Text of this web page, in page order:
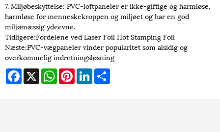
7. Miljøbeskyttelse: PVC-loftpaneler er ikke-giftige og harmløse,
harmløse for menneskekroppen og miljøet og har en god
miljømæssig ydeevne.
Tidligere:Fordelene ved Laser Foil Hot Stamping Foil
Næste:PVC-vægpaneler vinder popularitet som alsidig og
overkommelig indretningsløsning
Facebook
X WhatsAppPinterestLinkedIn